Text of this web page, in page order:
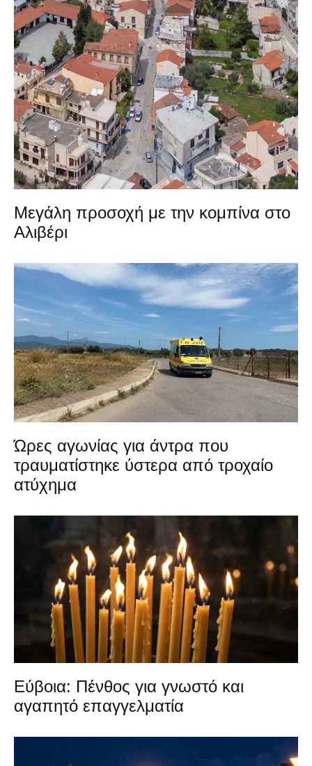
Μεγάλη προσοχή με την κομπίνα στο
Αλιβέρι
Ώρες αγωνίας για άντρα που
τραυματίστηκε ύστερα από τροχαίο
ατύχημα
Εύβοια: Πένθος για γνωστό και
αγαπητό επαγγελματία